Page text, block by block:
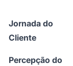
Jornada do
Cliente
Percepção do